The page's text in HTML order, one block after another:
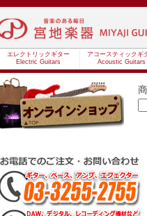
エレクトリックギター
Electric Guitars
アコースティックギ
Acoustic Guitars